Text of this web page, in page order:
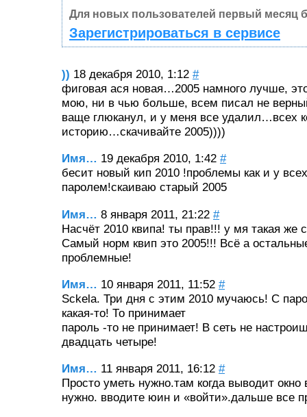
Для новых пользователей первый месяц
Зарегистрироваться в сервисе
)) 18 декабря 2010, 1:12 #
фиговая ася новая…2005 намного лучше,
мою, ни в чью больше, всем писал не
ваще глюканул, и у меня все удалил…всех
историю…скачивайте 2005))))
Имя… 19 декабря 2010, 1:42 #
бесит новый кип 2010 !проблемы как и у
паролем!скаиваю старый 2005
Имя… 8 января 2011, 21:22 #
Насчёт 2010 квипа! ты прав!!! у мя такая же
Самый норм квип это 2005!!! Всё а
проблемные!
Имя… 10 января 2011, 11:52 #
Sckela. Три дня с этим 2010 мучаюсь! С
какая-то! То принимает
пароль -то не принимает! В сеть не
двадцать четыре!
Имя… 11 января 2011, 16:12 #
Просто уметь нужно.там когда выводит
нужно. вводите юин и «войти».дальше все